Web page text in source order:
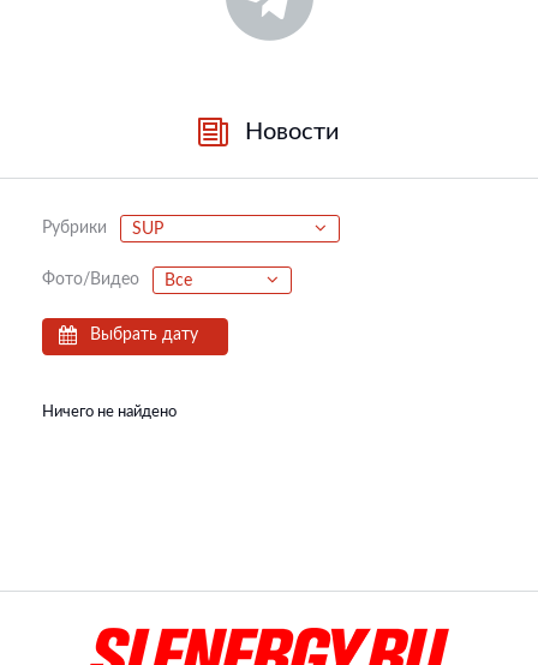
Новости
Рубрики SUP
Фото/Видео Все
Выбрать дату
Ничего не найдено